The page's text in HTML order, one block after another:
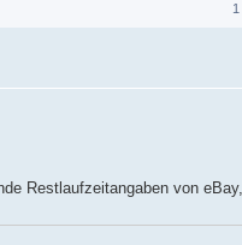
Restlaufzeitangaben von